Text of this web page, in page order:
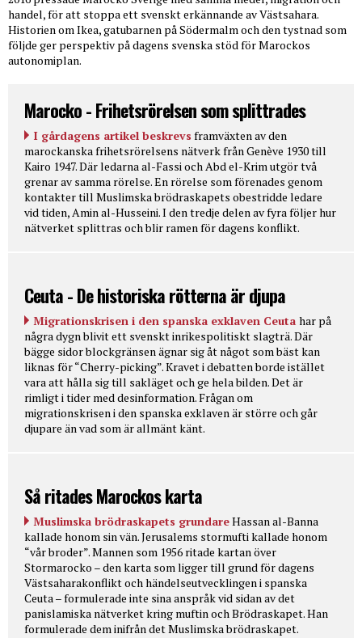
handel, för att stoppa ett svenskt erkännande av Västsahara.
Historien om Ikea, gatubarnen på Södermalm och den tystnad som
följde ger perspektiv på dagens svenska stöd för Marockos
autonomiplan.
Marocko - Frihetsrörelsen som splittrades
I gårdagens artikel beskrevs framväxten av den
marockanska frihetsrörelsens nätverk från Genève 1930 till
Kairo 1947. Där ledarna al-Fassi och Abd el-Krim utgör två
grenar av samma rörelse. En rörelse som förenades genom
kontakter till Muslimska brödraskapets obestridde ledare
vid tiden, Amin al-Husseini. I den tredje delen av fyra följer hur
nätverket splittras och blir ramen för dagens konflikt.
Ceuta - De historiska rötterna är djupa
Migrationskrisen i den spanska exklaven Ceuta har på
några dygn blivit ett svenskt inrikespolitiskt slagträ. Där
bägge sidor blockgränsen ägnar sig åt något som bäst kan
liknas för “Cherry-picking”. Kravet i debatten borde istället
vara att hålla sig till sakläget och ge hela bilden. Det är
rimligt i tider med desinformation. Frågan om
migrationskrisen i den spanska exklaven är större och går
djupare än vad som är allmänt känt.
Så ritades Marockos karta
Muslimska brödraskapets grundareHassan al-Banna
kallade honom sin vän. Jerusalems stormufti kallade honom
“vår broder”. Mannen som 1956 ritade kartan över
Stormarocko – den karta som ligger till grund för dagens
Västsaharakonflikt och händelseutvecklingen i spanska
Ceuta – formulerade inte sina anspråk vid sidan av det
panislamiska nätverket kring muftin och Brödraskapet. Han
formulerade dem inifrån det Muslimska brödraskapet.